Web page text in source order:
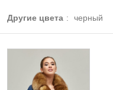
Другие цвета : черный